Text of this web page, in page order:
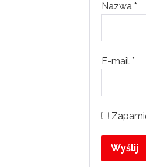
Nazwa *
E-mail *